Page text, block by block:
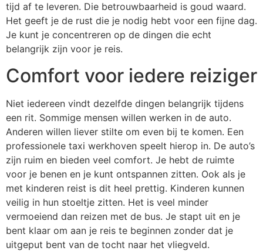
tijd af te leveren. Die betrouwbaarheid is goud waard.
Het geeft je de rust die je nodig hebt voor een fijne dag.
Je kunt je concentreren op de dingen die echt
belangrijk zijn voor je reis.
Comfort voor iedere reiziger
Niet iedereen vindt dezelfde dingen belangrijk tijdens
een rit. Sommige mensen willen werken in de auto.
Anderen willen liever stilte om even bij te komen. Een
professionele taxi werkhoven speelt hierop in. De auto’s
zijn ruim en bieden veel comfort. Je hebt de ruimte
voor je benen en je kunt ontspannen zitten. Ook als je
met kinderen reist is dit heel prettig. Kinderen kunnen
veilig in hun stoeltje zitten. Het is veel minder
vermoeiend dan reizen met de bus. Je stapt uit en je
bent klaar om aan je reis te beginnen zonder dat je
uitgeput bent van de tocht naar het vliegveld.